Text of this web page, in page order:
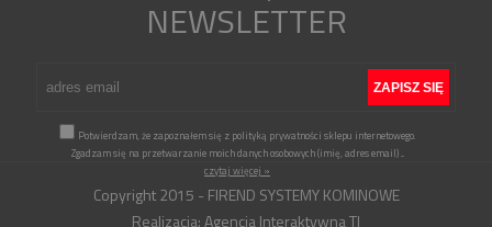
NEWSLETTER
Potwierdzam, że zapoznałem się z polityką prywatności sklepu internetowego.
Zgadzam się na przetwarzanie moich danych osobowych (imię, adres email)...
czytaj więcej »
Copyright 2015 - FIREND SYSTEMY KOMINOWE
Realizacja:Agencja Interaktywna TI